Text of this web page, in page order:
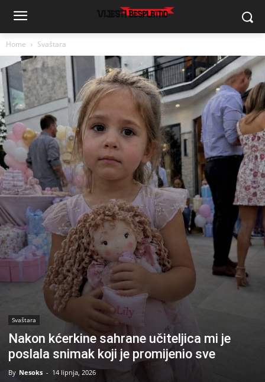
Home Svaštara
Svaštara
Nakon kćerkine sahrane učiteljica mi je
poslala snimak koji je promijenio sve
By Nesoks - 14 lipnja, 2026